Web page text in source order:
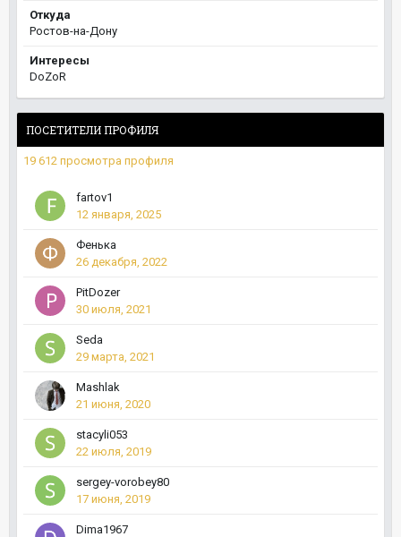
Откуда
Ростов-на-Дону
Интересы
DoZoR
ПОСЕТИТЕЛИ ПРОФИЛЯ
19 612 просмотра профиля
fartov1
12 января, 2025
Фенька
26 декабря, 2022
PitDozer
30 июля, 2021
Seda
29 марта, 2021
Mashlak
21 июня, 2020
stacyli053
22 июля, 2019
sergey-vorobey80
17 июня, 2019
Dima1967